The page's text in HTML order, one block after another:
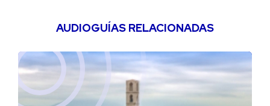
AUDIOGUÍAS RELACIONADAS